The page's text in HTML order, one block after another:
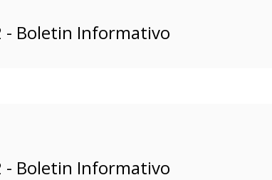
- Boletin Informativo
- Boletin Informativo